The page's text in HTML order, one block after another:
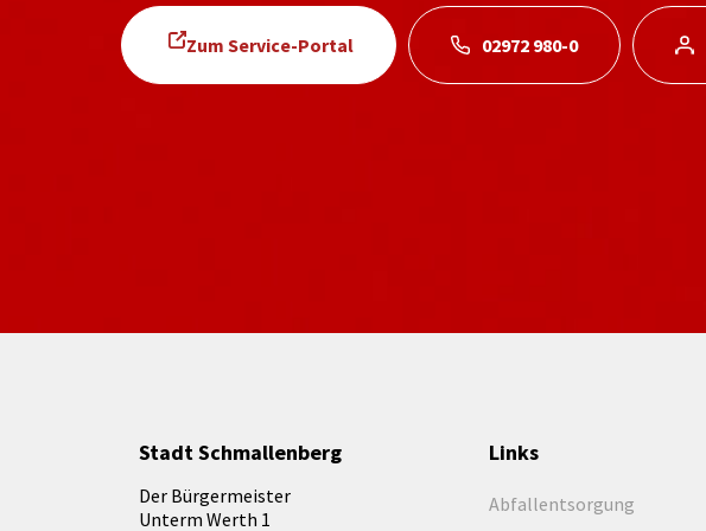
Zum Service-Portal 02972 980-0
Stadt Schmallenberg
Der Bürgermeister
Unterm Werth 1
Links
Abfallentsorgung